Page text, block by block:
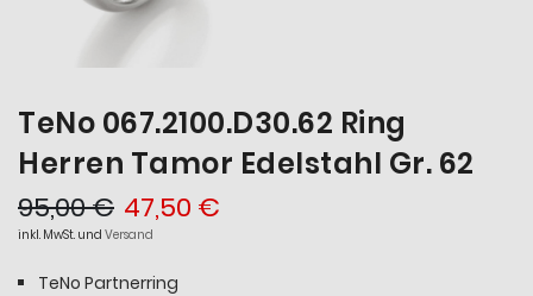
TeNo 067.2100.D30.62 Ring
Herren Tamor Edelstahl Gr. 62
47,50 €
95,00 €
inkl. MwSt. und Versand
TeNo Partnerring